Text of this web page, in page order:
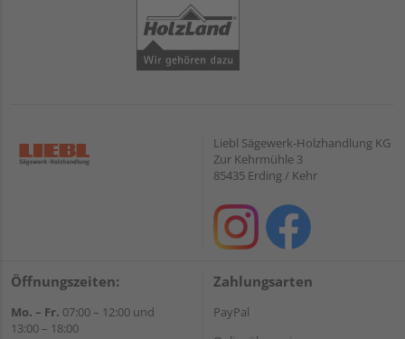
Liebl Sägewerk-Holzhandlung KG
Zur Kehrmühle 3
85435 Erding / Kehr
Öffnungszeiten:
Mo. – Fr. 07:00 – 12:00 und
13:00 – 18:00
Zahlungsarten
PayPal